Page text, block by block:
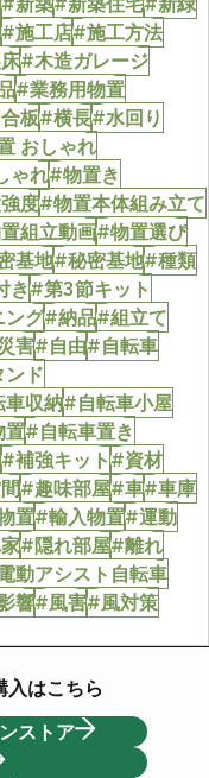
#施工店#施工方法
#木造ガレージ
#業務用物置
板#横長#水回り
おしゃれ
ゃれ#物置き
度#物置本体組み立て
組立動画#物置選び
基地#秘密基地#種類
き#第3節キット
グ#納品#組立て
害#自由#自転車
ド
収納#自転車小屋
置#自転車置き
#補強キット#資材
#趣味部屋#車#車庫
置#輸入物置#運動
#隠れ部屋#離れ
動アシスト自転車
響#風害#風対策
入はこちら
ストア